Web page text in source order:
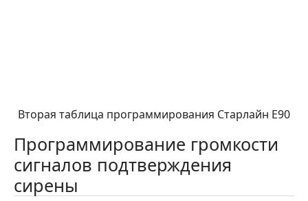
Вторая таблица программирования Старлайн Е90
Программирование громкости
сигналов подтверждения
сирены